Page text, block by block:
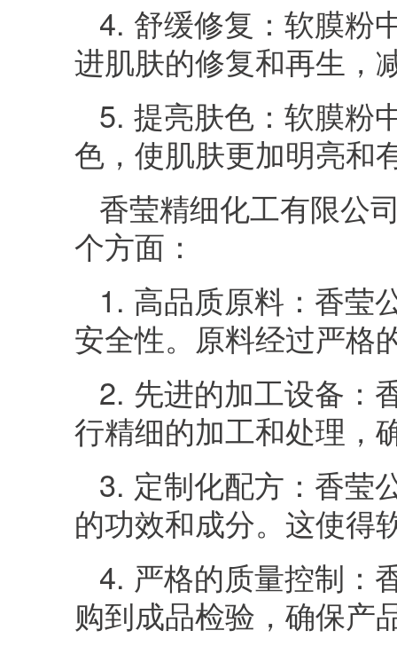
4. 舒缓修复：软膜粉
进肌肤的修复和再生，
5. 提亮肤色：软膜粉
色，使肌肤更加明亮和
香莹精细化工有限公
个方面：
1. 高品质原料：香莹
安全性。原料经过严格
2. 先进的加工设备：
行精细的加工和处理，
3. 定制化配方：香莹
的功效和成分。这使得
4. 严格的质量控制：
购到成品检验，确保产